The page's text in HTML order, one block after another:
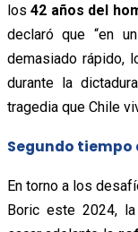
los 42 años del
declaró que “en
demasiado rápido,
durante la
tragedia que Chile
Segundo tiempo
En torno a los
Boric este 2024,